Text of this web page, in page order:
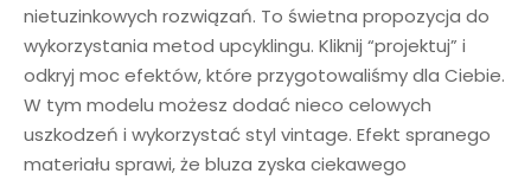
nietuzinkowych rozwiązań. To świetna propozycja do
wykorzystania metod upcyklingu. Kliknij “projektuj” i
odkryj moc efektów, które przygotowaliśmy dla Ciebie.
W tym modelu możesz dodać nieco celowych
uszkodzeń i wykorzystać styl vintage. Efekt spranego
materiału sprawi, że bluza zyska ciekawego